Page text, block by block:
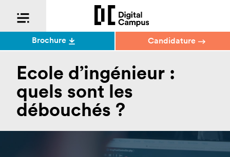
Ecole d’ingénieur :
quels sont les
débouchés ?
Brochure Candidature